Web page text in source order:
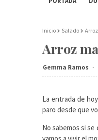
Inicio Salado
Arroz
Gemma Ramos
La entrada de
paro desde que
No sabemos si se